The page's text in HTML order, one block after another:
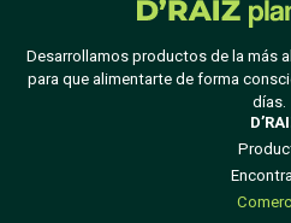
Desarrollamos productos de la más
para que alimentarte de forma
días.